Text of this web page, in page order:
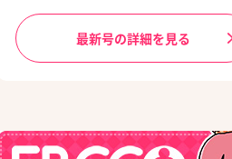
最新号の詳細を見る